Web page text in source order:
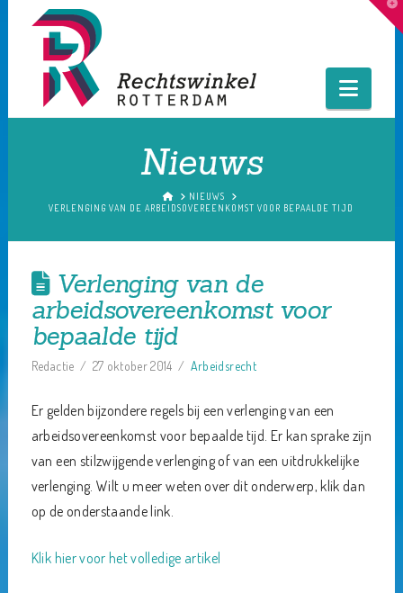
Nieuws
HOMENIEUWS
VERLENGING VAN DE ARBEIDSOVEREENKOMST VOOR BEPAALDE TIJD
Verlenging van de
arbeidsovereenkomst voor
bepaalde tijd
Redactie 27 oktober 2014 Arbeidsrecht
Er gelden bijzondere regels bij een verlenging van een
arbeidsovereenkomst voor bepaalde tijd. Er kan sprake zijn
van een stilzwijgende verlenging of van een uitdrukkelijke
verlenging. Wilt u meer weten over dit onderwerp, klik dan
op de onderstaande link.
Klik hier voor het volledige artikel